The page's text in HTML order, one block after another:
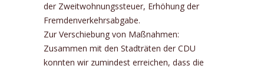
der Zweitwohnungssteuer, Erhöhung der
Fremdenverkehrsabgabe.
Zur Verschiebung von Maßnahmen:
Zusammen mit den Stadträten der CDU
konnten wir zumindest erreichen, dass die